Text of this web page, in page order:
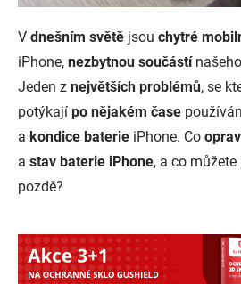
V dnešním světě jsou chytré
iPhone, nezbytnou součástí
Jeden z největších problémů, se
potýkají po nějakém čase
a kondice baterie iPhone. Co
a stav baterie iPhone, a co
pozdě?